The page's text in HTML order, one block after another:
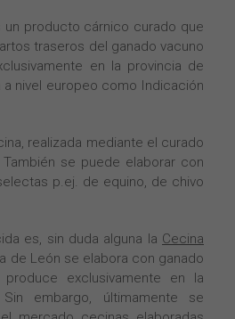
producto cárnico curado que
traseros del ganado vacuno
en la provincia de
nivel europeo como Indicación
realizada mediante el curado
se puede elaborar con
p.ej. de equino, de chivo
es, sin duda alguna la Cecina
de León se elabora con ganado
exclusivamente en la
embargo, últimamente se